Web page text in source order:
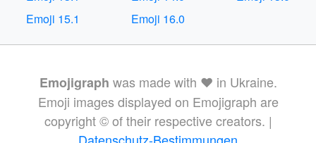
Emoji 15.1
Emoji 16.0
Emojigraph was made with ❤️ in Ukraine.
Emoji images displayed on Emojigraph are
copyright © of their respective creators. |